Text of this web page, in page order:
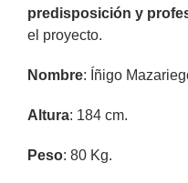
predisposición y
el proyecto.
Nombre: Íñigo
Altura: 184 cm.
Peso: 80 Kg.